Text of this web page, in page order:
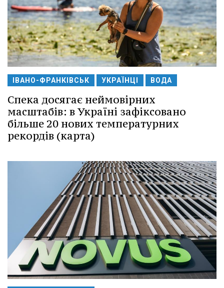
ІВАНО-ФРАНКІВСЬК УКРАЇНЦІ ВОДА
Спека досягає неймовірних
масштабів: в Україні зафіксовано
більше 20 нових температурних
рекордів (карта)